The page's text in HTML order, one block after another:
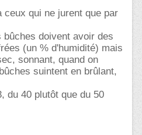
qui ne jurent que par
doivent avoir des
(un % d'humidité) mais
sonnant, quand on
suintent en brûlant,
du 40 plutôt que du 50